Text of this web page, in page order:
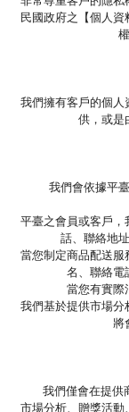
民國政府之【個人
我們擁有客戶的個人
供，或是
我們會依據平臺
平臺之會員或客戶，
話、聯絡地
當您制定商品配送服
名、聯絡電
當您有實際
我們基於提供市場分
將
我們僅會在提供商
市場分析、贈獎活動